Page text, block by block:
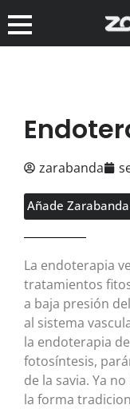
zarabanda
Añade
La endoterapia
tratamientos
a baja presión
al sistema
la endoterapia
fotosíntesis,
de la savia. Ya
la forma